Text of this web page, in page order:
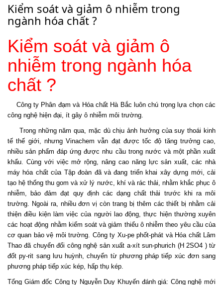
Kiểm soát và giảm ô nhiễm trong
ngành hóa chất ?
Kiểm soát và giảm ô
nhiễm trong ngành hóa
chất ?
Công ty Phân đạm và Hóa chất Hà Bắc luôn chú trọng lựa chọn các
công nghệ hiện đại, ít gây ô nhiễm môi trường.
Trong những năm qua, mặc dù chịu ảnh hưởng của suy thoái kinh
tế thế giới, nhưng Vinachem vẫn đạt được tốc độ tăng trưởng cao,
nhiều sản phẩm đáp ứng được nhu cầu trong nước và một phần xuất
khẩu. Cùng với việc mở rộng, nâng cao năng lực sản xuất, các nhà
máy hóa chất của Tập đoàn đã và đang triển khai xây dựng mới, cải
tạo hệ thống thu gom và xử lý nước, khí và rác thải, nhằm khắc phục ô
nhiễm, bảo đảm đạt quy định các dạng chất thải trước khi ra môi
trường. Ngoài ra, nhiều đơn vị còn trang bị thêm các thiết bị nhằm cải
thiện điều kiện làm việc của người lao động, thực hiện thường xuyên
các hoạt động nhằm kiểm soát và giảm thiểu ô nhiễm theo yêu cầu của
cơ quan bảo vệ môi trường. Công ty Xu-pe phốt-phát và Hóa chất Lâm
Thao đã chuyển đổi công nghệ sản xuất a-xít sun-phurich (H 2SO4 ) từ
đốt py-rit sang lưu huỳnh, chuyển từ phương pháp tiếp xúc đơn sang
phương pháp tiếp xúc kép, hấp thụ kép.
Tổng Giám đốc Công ty Nguyễn Duy Khuyến đánh giá: Công nghệ mới